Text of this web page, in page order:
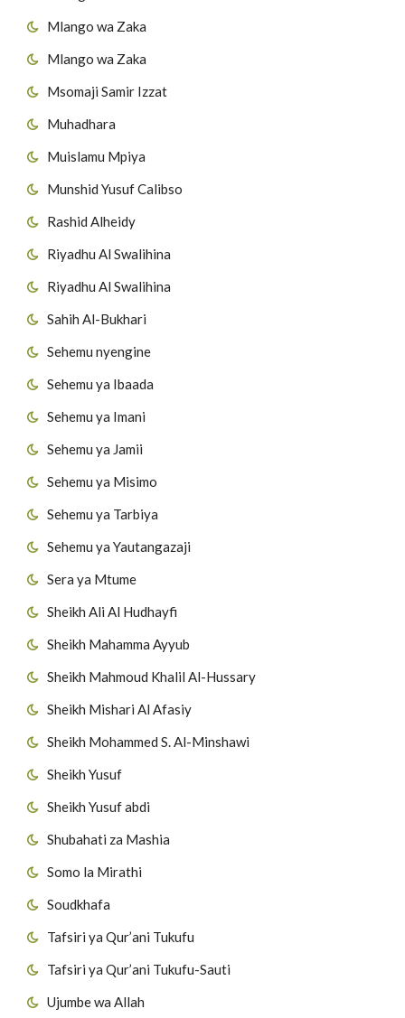
Mlango wa Zaka
Mlango wa Zaka
Msomaji Samir Izzat
Muhadhara
Muislamu Mpiya
Munshid Yusuf Calibso
Rashid Alheidy
Riyadhu Al Swalihina
Riyadhu Al Swalihina
Sahih Al-Bukhari
Sehemu nyengine
Sehemu ya Ibaada
Sehemu ya Imani
Sehemu ya Jamii
Sehemu ya Misimo
Sehemu ya Tarbiya
Sehemu ya Yautangazaji
Sera ya Mtume
Sheikh Ali Al Hudhayfi
Sheikh Mahamma Ayyub
Sheikh Mahmoud Khalil Al-Hussary
Sheikh Mishari Al Afasiy
Sheikh Mohammed S. Al-Minshawi
Sheikh Yusuf
Sheikh Yusuf abdi
Shubahati za Mashia
Somo la Mirathi
Soudkhafa
Tafsiri ya Qur’ani Tukufu
Tafsiri ya Qur’ani Tukufu-Sauti
Ujumbe wa Allah